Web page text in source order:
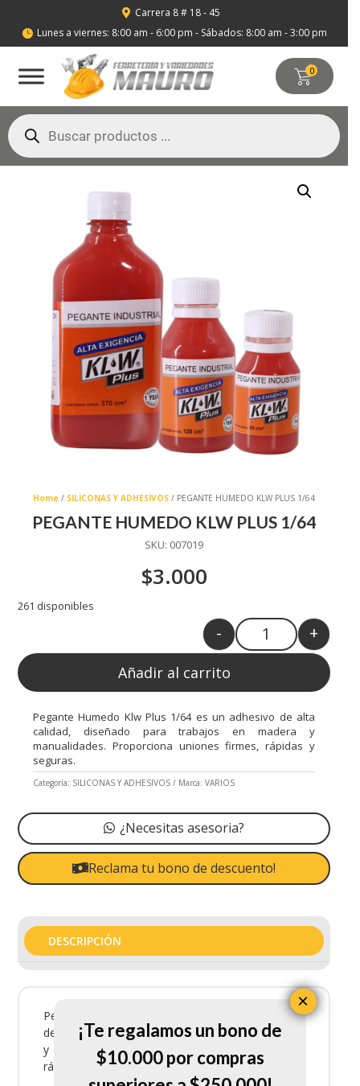
 Carrera 8 # 18 - 45
 Lunes a viernes: 8:00 am - 6:00 pm - Sábados: 8:00 am - 3:00 pm
0
Búsqueda
de
productos
Home / SILICONAS Y ADHESIVOS / PEGANTE HUMEDO KLW PLUS 1/64
PEGANTE HUMEDO KLW PLUS 1/64
SKU: 007019
$3.000
261 disponibles
Quantity
- +
Añadir al carrito
Pegante Humedo Klw Plus 1/64 es un adhesivo de alta
calidad, diseñado para trabajos en madera y
manualidades. Proporciona uniones firmes, rápidas y
seguras.
Categoría: SILICONAS Y ADHESIVOS Marca:VARIOS
¿Necesitas asesoria?
Reclama tu bono de descuento!
DESCRIPCIÓN
Pegante Humedo Klw Plus 1/64 es un adhesivo
de alta calidad, diseñado para trabajos en madera
y manualidades. Proporciona uniones firmes,
rápidas y seguras.
¡Te regalamos un bono de
$10.000 por compras
×